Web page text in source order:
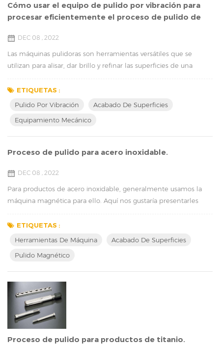
Cómo usar el equipo de pulido por vibración para
procesar eficientemente el proceso de pulido de
joyas, etc.
DEC 08 , 2022
Las máquinas pulidoras son herramientas versátiles que se
utilizan para alisar, dar brillo y refinar las superficies de una
redondear bordes. Desde metal y plástico hasta piedra y vidrio,
las máquinas pulidoras se pueden usar para mejorar la
las convierte en una herramienta esen...
ETIQUETAS :
Pulido Por Vibración
Acabado De Superficies
Equipamiento Mecánico
Proceso de pulido para acero inoxidable.
DEC 08 , 2022
Para productos de acero inoxidable, generalmente usamos la
máquina magnética para ello. Aquí nos gustaría presentarles
inoxidable implica el uso de materiales abrasivos para eliminar
las imperfecciones de la superficie y crear un acabado suave y
el nivel de acabado deseado...
ETIQUETAS :
Herramientas De Máquina
Acabado De Superficies
Pulido Magnético
Proceso de pulido para productos de titanio.